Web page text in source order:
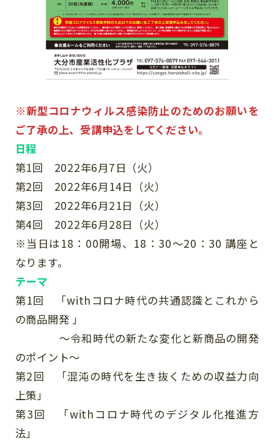
※新型コロナウィルス感染防止のためのお願いを
ご了承の上、受講申込をしてください。
日程
第1回 2022年6月7日（火）
第2回 2022年6月14日（火）
第3回 2022年6月21日（火）
第4回 2022年6月28日（火）
※当日は18：00開場、18：30～20：30 講座と
なります。
テーマ
第1回 「withコロナ時代の共通認識とこれから
の商品開発 」
～令和時代の新たな変化と新商品の開発
のポイント～
第2回 「混沌の時代を生き抜くための収益力向
上策」
第3回 「withコロナ時代のデジタル化推進方
法」